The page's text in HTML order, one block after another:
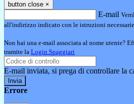
button close ×
E-mail
all'indirizzo indicato con le istruzioni
Non hai una e-mail associata al nome utente?
tramite la Login Spaggiari
E-mail inviata, si prega di controllare la
Errore